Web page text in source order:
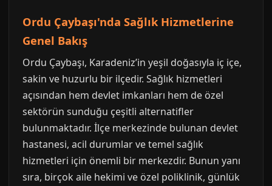
Ordu Çaybaşı'nda Sağlık Hizmetlerine
Genel Bakış
Ordu Çaybaşı, Karadeniz’in yeşil doğasıyla iç içe,
sakin ve huzurlu bir ilçedir. Sağlık hizmetleri
açısından hem devlet imkanları hem de özel
sektörün sunduğu çeşitli alternatifler
bulunmaktadır. İlçe merkezinde bulunan devlet
hastanesi, acil durumlar ve temel sağlık
hizmetleri için önemli bir merkezdir. Bunun yanı
sıra, birçok aile hekimi ve özel poliklinik, günlük